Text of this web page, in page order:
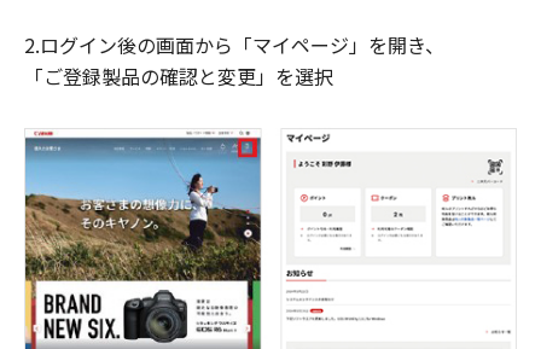
2.ログイン後の画面から「マイページ」を開き、
「ご登録製品の確認と変更」を選択